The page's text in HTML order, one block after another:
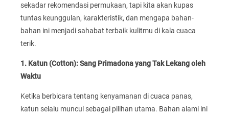
sekadar rekomendasi permukaan, tapi kita akan kupas
tuntas keunggulan, karakteristik, dan mengapa bahan-
bahan ini menjadi sahabat terbaik kulitmu di kala cuaca
terik.
1. Katun (Cotton): Sang Primadona yang Tak Lekang oleh
Waktu
Ketika berbicara tentang kenyamanan di cuaca panas,
katun selalu muncul sebagai pilihan utama. Bahan alami ini